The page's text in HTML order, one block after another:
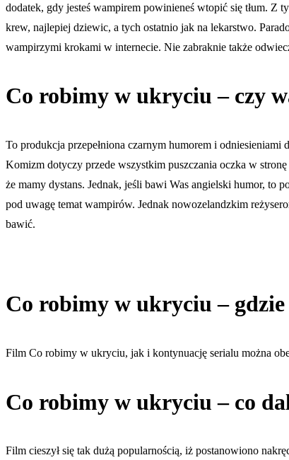
dodatek, gdy jesteś wampirem powinieneś wtopić się tłum.
krew, najlepiej dziewic, a tych ostatnio jak na lekarstwo.
wampirzymi krokami w internecie. Nie zabraknie także
Co robimy w ukryciu – czy
To produkcja przepełniona czarnym humorem i
Komizm dotyczy przede wszystkim puszczania oczka w
że mamy dystans. Jednak, jeśli bawi Was angielski humor, to
pod uwagę temat wampirów. Jednak nowozelandzkim
bawić.
Co robimy w ukryciu – gdzie
Film Co robimy w ukryciu, jak i kontynuację serialu można
Co robimy w ukryciu – co
Film cieszył się tak dużą popularnością, iż postanowiono